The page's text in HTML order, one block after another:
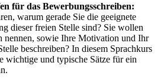
für das Bewerbungsschreiben:
warum gerade Sie die geeignete
dieser freien Stelle sind? Sie wollen
nennen, sowie Ihre Motivation und Ihr
beschreiben? In diesem Sprachkurs
wichtige und typische Sätze für ein